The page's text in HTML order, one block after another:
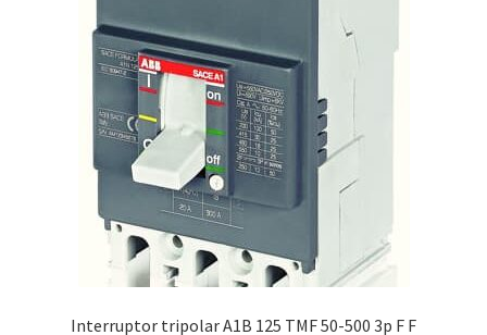
Interruptor tripolar A1B 125 TMF 50-500 3p F F